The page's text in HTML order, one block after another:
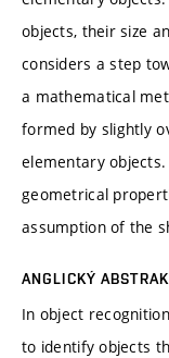
objects, their size
considers a step
a mathematical
formed by slightly
elementary
geometrical
assumption of the
ANGLICKÝ
In object
to identify objects